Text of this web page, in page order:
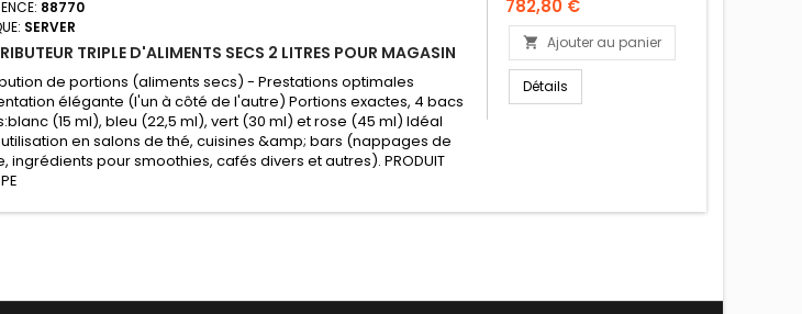
88770
SERVER
TRIPLE D'ALIMENTS SECS 2 LITRES POUR MAGASIN
de portions (aliments secs) - Prestations optimales
élégante (l'un à côté de l'autre) Portions exactes, 4 bacs
(15 ml), bleu (22,5 ml), vert (30 ml) et rose (45 ml) Idéal
en salons de thé, cuisines &amp; bars (nappages de
ingrédients pour smoothies, cafés divers et autres). PRODUIT
Prix
782,80 €
 Ajouter au panier
Détails